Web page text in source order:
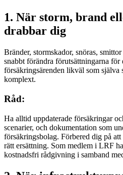
1. När storm, brand
drabbar dig
Bränder, stormskador, snöras,
snabbt förändra förutsättningarna
försäkringsärenden likväl som själva
komplext.
Råd:
Ha alltid uppdaterade försäkringar
scenarier, och dokumentation som
försäkringsbolag. Förbered dig på
rätt ersättning. Som medlem i LRF
kostnadsfri rådgivning i samband